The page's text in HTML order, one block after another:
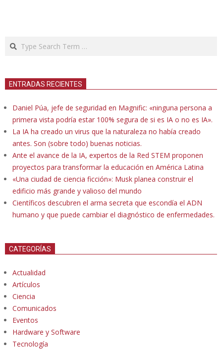
Search
ENTRADAS RECIENTES
Daniel Púa, jefe de seguridad en Magnific: «ninguna persona a
primera vista podría estar 100% segura de si es IA o no es IA».
La IA ha creado un virus que la naturaleza no había creado
antes. Son (sobre todo) buenas noticias.
Ante el avance de la IA, expertos de la Red STEM proponen
proyectos para transformar la educación en América Latina
«Una ciudad de ciencia ficción»: Musk planea construir el
edificio más grande y valioso del mundo
Científicos descubren el arma secreta que escondía el ADN
humano y que puede cambiar el diagnóstico de enfermedades.
CATEGORÍAS
Actualidad
Artículos
Ciencia
Comunicados
Eventos
Hardware y Software
Tecnología